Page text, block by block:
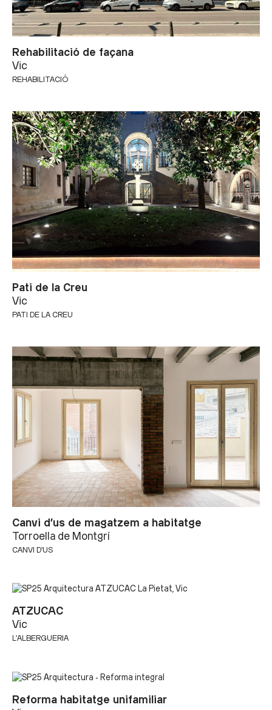
Rehabilitació de façana
Vic
REHABILITACIÓ
Pati de la Creu
Vic
PATI DE LA CREU
Canvi d’us de magatzem a habitatge
Torroella de Montgrí
CANVI D'US
ATZUCAC
Vic
L'ALBERGUERIA
Reforma habitatge unifamiliar